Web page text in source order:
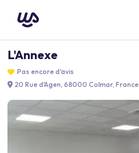
L'Annexe
Pas encore d'avis
20 Rue d'Agen, 68000 Colmar, France